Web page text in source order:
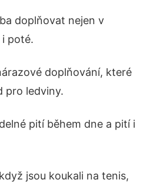
doplňovat nejen v
i poté.
doplňování, které
pro ledviny.
pití během dne a pití i
jsou koukali na tenis,